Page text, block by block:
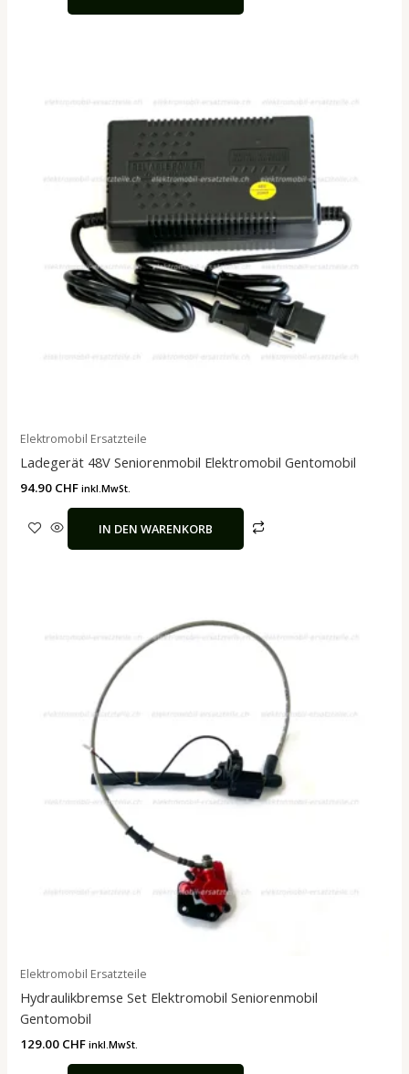
Elektromobil Ersatzteile
Ladegerät 48V Seniorenmobil Elektromobil Gentomobil
94.90 CHF inkl.MwSt.
IN DEN WARENKORB
Elektromobil Ersatzteile
Hydraulikbremse Set Elektromobil Seniorenmobil
Gentomobil
129.00 CHF inkl.MwSt.